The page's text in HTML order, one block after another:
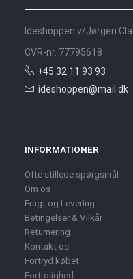
Ideshoppen v/Jørgen
CVR-nr. 77795618
+45 32 11 93 93
ideshoppen@mail.dk
INFORMATIONER
Ofte stillede spørgsmål
Om os
Fragt og Levering
Betingelser & Vilkår
Returnering
Kontakt os
Fortryd købet
Fortrolighed